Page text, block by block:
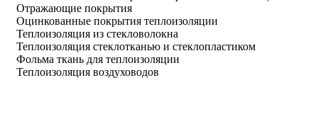
Отражающие покрытия
Оцинкованные покрытия теплоизоляции
Теплоизоляция из стекловолокна
Теплоизоляция стеклотканью и стеклопластиком
Фольма ткань для теплоизоляции
Теплоизоляция воздуховодов